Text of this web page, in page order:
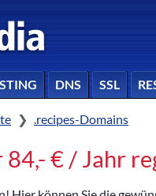
DNS SSL
.recipes-Domains
€ / Jahr